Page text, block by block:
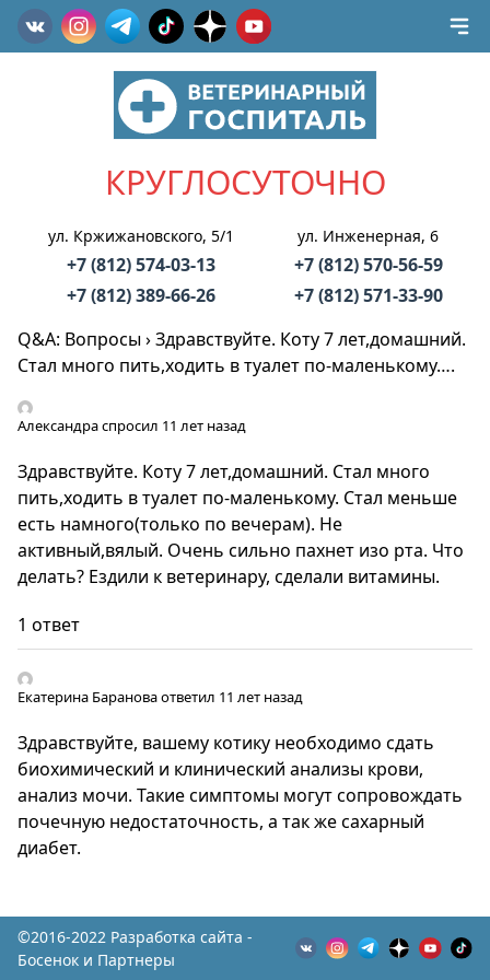
КРУГЛОСУТОЧНО
ул. Кржижановского, 5/1
+7 (812) 574-03-13
+7 (812) 389-66-26
ул. Инженерная, 6
+7 (812) 570-56-59
+7 (812) 571-33-90
Q&A: Вопросы›Здравствуйте. Коту 7 лет,домашний.
Стал много пить,ходить в туалет по-маленькому….
Александраспросил 11 лет назад
Здравствуйте. Коту 7 лет,домашний. Стал много
пить,ходить в туалет по-маленькому. Стал меньше
есть намного(только по вечерам). Не
активный,вялый. Очень сильно пахнет изо рта. Что
делать? Ездили к ветеринару, сделали витамины.
1 ответ
Екатерина Барановаответил 11 лет назад
Здравствуйте, вашему котику необходимо сдать
биохимический и клинический анализы крови,
анализ мочи. Такие симптомы могут сопровождать
почечную недостаточность, а так же сахарный
диабет.
©2016-2022 Разработка сайта -
Босенок и Партнеры